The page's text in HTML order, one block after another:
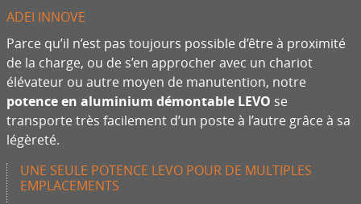
ADEI INNOVE
Parce qu’il n’est pas toujours possible d’être à proximité
de la charge, ou de s’en approcher avec un chariot
élévateur ou autre moyen de manutention, notre
potence en aluminium démontable LEVO se
transporte très facilement d’un poste à l’autre grâce à sa
légèreté.
UNE SEULE POTENCE LEVO POUR DE MULTIPLES
EMPLACEMENTS